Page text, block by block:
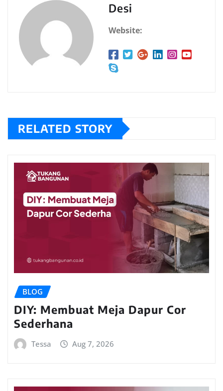
Desi
Website:
RELATED STORY
BLOG
DIY: Membuat Meja Dapur Cor
Sederhana
Tessa Aug 7, 2026